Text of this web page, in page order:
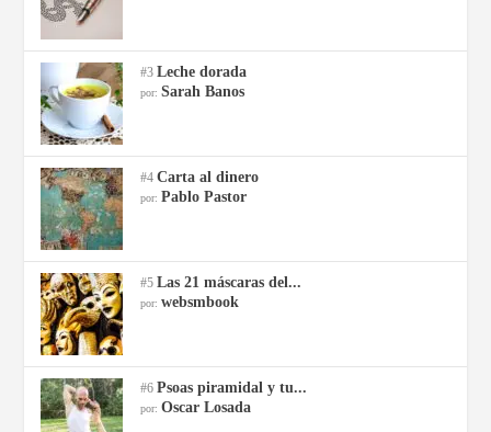
#3Leche dorada
por:Sarah Banos
#4Carta al dinero
por: Pablo Pastor
#5Las 21 máscaras del...
por:websmbook
#6Psoas piramidal y tu...
por:Oscar Losada